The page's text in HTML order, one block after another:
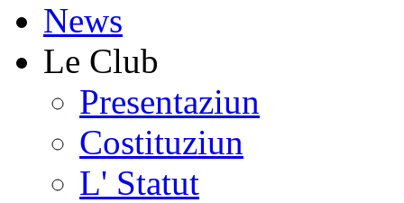
News
Le Club
Presentaziun
Costituziun
L' Statut